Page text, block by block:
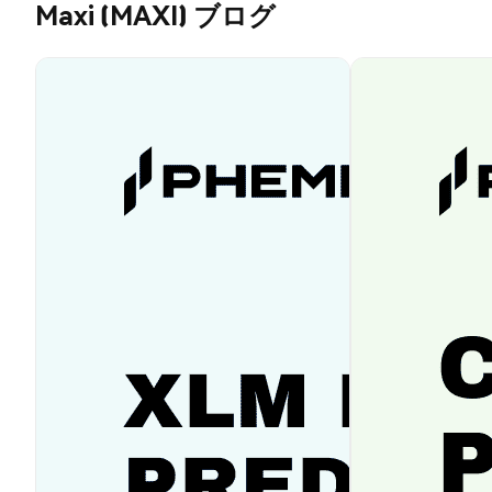
Maxi (MAXI) ブログ